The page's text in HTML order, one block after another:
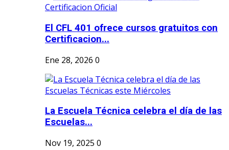
El CFL 401 ofrece cursos gratuitos con
Certificacion...
Ene 28, 2026 0
La Escuela Técnica celebra el día de las
Escuelas...
Nov 19, 2025 0